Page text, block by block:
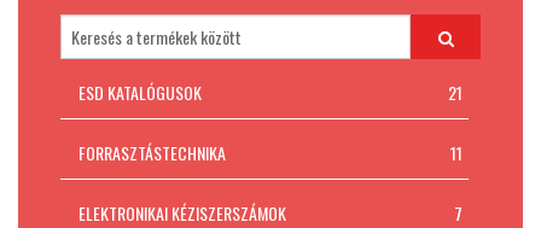
Padlókivitelezés
MI AZ ESD VÉDELEM?
Kapcsolat
ESD KATALÓGUSOK 21
FORRASZTÁSTECHNIKA 11
ELEKTRONIKAI KÉZISZERSZÁMOK 7